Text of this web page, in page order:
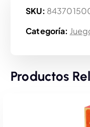
SKU:
Categoría:
Productos